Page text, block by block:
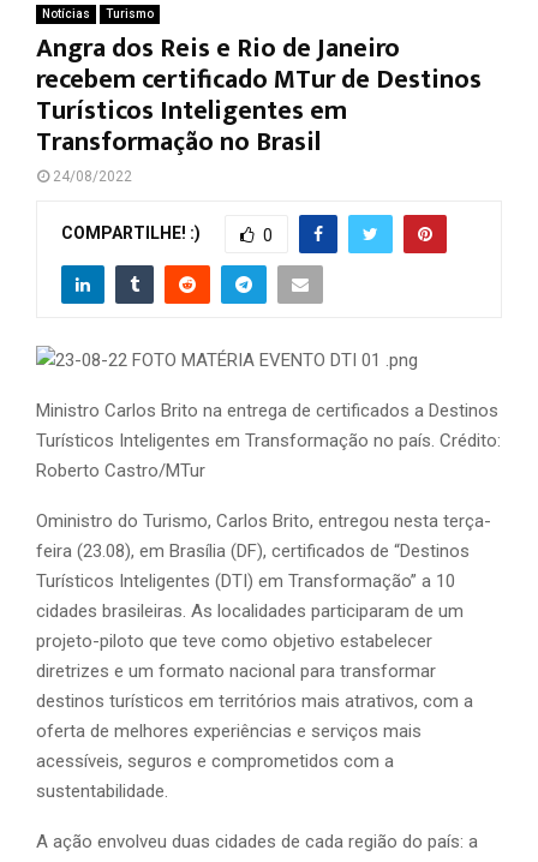
Notícias Turismo
Angra dos Reis e Rio de Janeiro
recebem certificado MTur de Destinos
Turísticos Inteligentes em
Transformação no Brasil
24/08/2022
COMPARTILHE! :) 0
Ministro Carlos Brito na entrega de certificados a Destinos
Turísticos Inteligentes em Transformação no país. Crédito:
Roberto Castro/MTur
Oministro do Turismo, Carlos Brito, entregou nesta terça-
feira (23.08), em Brasília (DF), certificados de “Destinos
Turísticos Inteligentes (DTI) em Transformação” a 10
cidades brasileiras. As localidades participaram de um
projeto-piloto que teve como objetivo estabelecer
diretrizes e um formato nacional para transformar
destinos turísticos em territórios mais atrativos, com a
oferta de melhores experiências e serviços mais
acessíveis, seguros e comprometidos com a
sustentabilidade.
A ação envolveu duas cidades de cada região do país: a